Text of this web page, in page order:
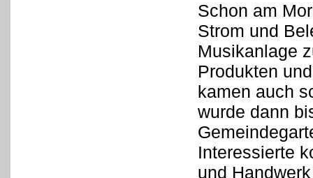
Schon am
Strom und
Musikanlage
Produkten
kamen auch
wurde dann
Interessierte
und